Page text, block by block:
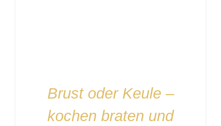
Brust oder Keule –
kochen braten und